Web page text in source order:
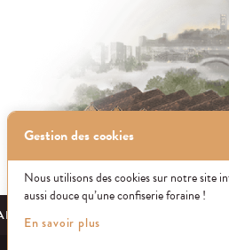
Gestion des cookies
Nous utilisons des cookies sur notre site
aussi douce qu’une confiserie foraine !
En savoir plus